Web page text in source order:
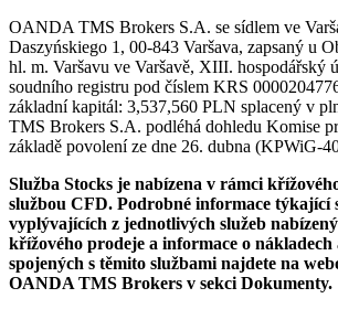
OANDA TMS Brokers S.A. se sídlem ve
Daszyńskiego 1, 00-843 Varšava, zapsaný u
hl. m. Varšavu ve Varšavě, XIII. hospodářský
soudního registru pod číslem KRS
základní kapitál: 3,537,560 PLN splacený v
TMS Brokers S.A. podléhá dohledu Komise
základě povolení ze dne 26. dubna (KPWiG-
Služba Stocks je nabízena v rámci
službou CFD. Podrobné informace týkající
vyplývajících z jednotlivých služeb
křížového prodeje a informace o nákladech
spojených s těmito službami najdete na
OANDA TMS Brokers v sekci Dokumenty.